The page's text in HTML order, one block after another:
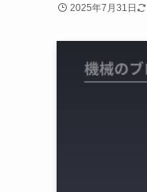
2025年7月31日